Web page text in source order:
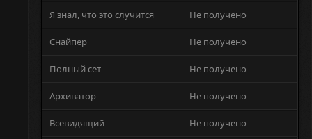
Я знал, что это случится Не получено
Снайпер Не получено
Полный сет Не получено
Архиватор Не получено
Всевидящий Не получено